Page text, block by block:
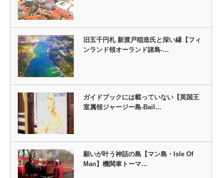
旧五千円札 新渡戸稲造氏と深い縁【フィ
ンランド領オーランド諸島-…
ガイドブックには載っていない【英国王
室属領ジャージー島-Bail…
願いが叶う神話の島【マン島・Isle Of
Man】機関車トーマ…